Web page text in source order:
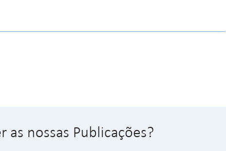
as nossas Publicações?